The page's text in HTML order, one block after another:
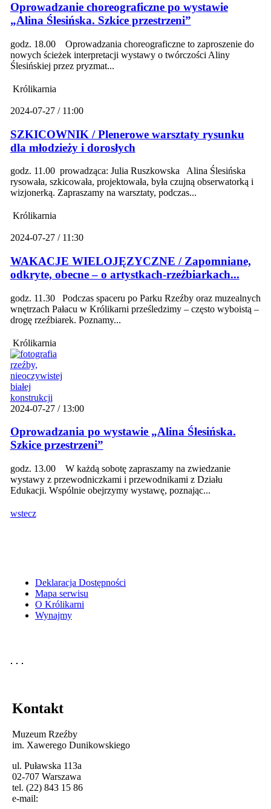
Oprowadzanie choreograficzne po wystawie
„Alina Ślesińska. Szkice przestrzeni”
godz. 18.00 Oprowadzania choreograficzne to zaproszenie do
nowych ścieżek interpretacji wystawy o twórczości Aliny
Ślesińskiej przez pryzmat...
Królikarnia
2024-07-27 / 11:00
SZKICOWNIK / Plenerowe warsztaty rysunku
dla młodzieży i dorosłych
godz. 11.00 prowadząca: Julia Ruszkowska Alina Ślesińska
rysowała, szkicowała, projektowała, była czujną obserwatorką i
wizjonerką. Zapraszamy na warsztaty, podczas...
Królikarnia
2024-07-27 / 11:30
WAKACJE WIELOJĘZYCZNE / Zapomniane,
odkryte, obecne – o artystkach-rzeźbiarkach...
godz. 11.30 Podczas spaceru po Parku Rzeźby oraz muzealnych
wnętrzach Pałacu w Królikarni prześledzimy – często wyboistą –
drogę rzeźbiarek. Poznamy...
Królikarnia
2024-07-27 / 13:00
Oprowadzania po wystawie „Alina Ślesińska.
Szkice przestrzeni”
godz. 13.00 W każdą sobotę zapraszamy na zwiedzanie
wystawy z przewodniczkami i przewodnikami z Działu
Edukacji. Wspólnie obejrzymy wystawę, poznając...
wstecz
Deklaracja Dostępności
Mapa serwisu
O Królikarni
Wynajmy
Kontakt
Muzeum Rzeźby
im. Xawerego Dunikowskiego
ul. Puławska 113a
02-707 Warszawa
tel. (22) 843 15 86
e-mail: